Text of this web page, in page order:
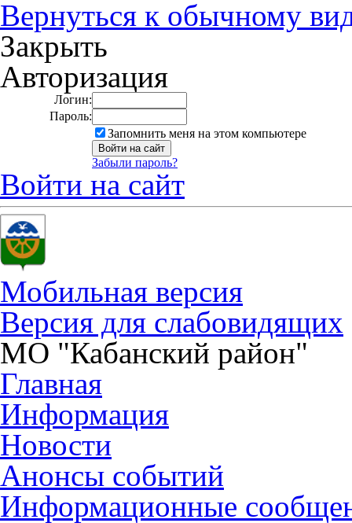
Вернуться к обычному
Закрыть
Авторизация
Логин:
Пароль:
Запомнить меня на этом компьютере
Забыли пароль?
Войти на сайт
Мобильная версия
Версия для слабовидящих
МО "Кабанский район"
Главная
Информация
Новости
Анонсы событий
Информационные